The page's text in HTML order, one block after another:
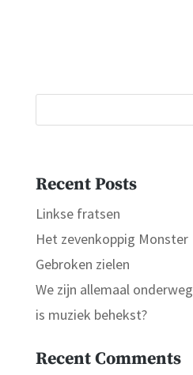
Recent Posts
Linkse fratsen
Het zevenkoppig Monster
Gebroken zielen
We zijn allemaal onderweg
is muziek behekst?
Recent Comments